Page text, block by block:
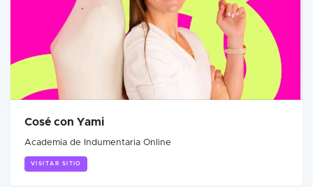
Cosé con Yami
Academia de Indumentaria Online
VISITAR SITIO